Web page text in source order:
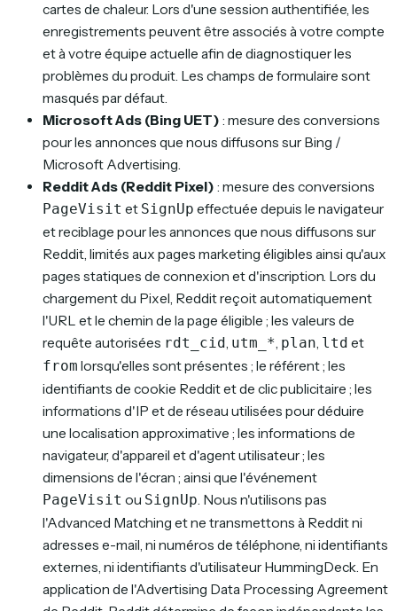
cartes de chaleur. Lors d'une session authentifiée, les
enregistrements peuvent être associés à votre compte
et à votre équipe actuelle afin de diagnostiquer les
problèmes du produit. Les champs de formulaire sont
masqués par défaut.
Microsoft Ads (Bing UET) : mesure des conversions
pour les annonces que nous diffusons sur Bing /
Microsoft Advertising.
Reddit Ads (Reddit Pixel) : mesure des conversions
PageVisit et SignUp effectuée depuis le navigateur
et reciblage pour les annonces que nous diffusons sur
Reddit, limités aux pages marketing éligibles ainsi qu'aux
pages statiques de connexion et d'inscription. Lors du
chargement du Pixel, Reddit reçoit automatiquement
l'URL et le chemin de la page éligible ; les valeurs de
requête autorisées rdt_cid, utm_*, plan, ltd et
from lorsqu'elles sont présentes ; le référent ; les
identifiants de cookie Reddit et de clic publicitaire ; les
informations d'IP et de réseau utilisées pour déduire
une localisation approximative ; les informations de
navigateur, d'appareil et d'agent utilisateur ; les
dimensions de l'écran ; ainsi que l'événement
PageVisit ou SignUp. Nous n'utilisons pas
l'Advanced Matching et ne transmettons à Reddit ni
adresses e-mail, ni numéros de téléphone, ni identifiants
externes, ni identifiants d'utilisateur HummingDeck. En
application de l'Advertising Data Processing Agreement